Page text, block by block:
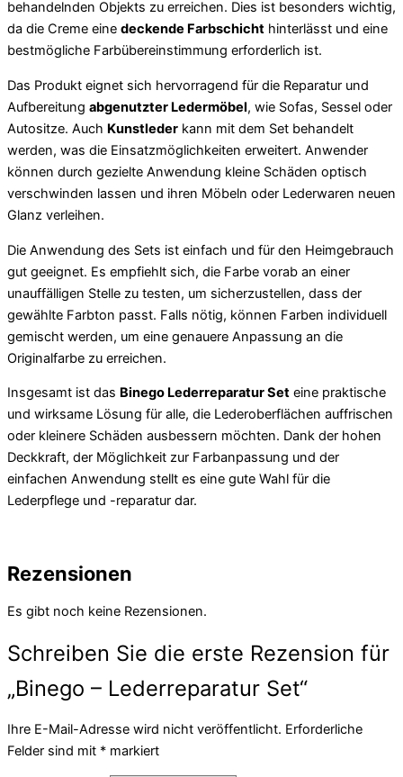
behandelnden Objekts zu erreichen. Dies ist besonders wichtig,
da die Creme eine deckende Farbschicht hinterlässt und eine
bestmögliche Farbübereinstimmung erforderlich ist.
Das Produkt eignet sich hervorragend für die Reparatur und
Aufbereitung abgenutzter Ledermöbel, wie Sofas, Sessel oder
Autositze. Auch Kunstleder kann mit dem Set behandelt
werden, was die Einsatzmöglichkeiten erweitert. Anwender
können durch gezielte Anwendung kleine Schäden optisch
verschwinden lassen und ihren Möbeln oder Lederwaren neuen
Glanz verleihen.
Die Anwendung des Sets ist einfach und für den Heimgebrauch
gut geeignet. Es empfiehlt sich, die Farbe vorab an einer
unauffälligen Stelle zu testen, um sicherzustellen, dass der
gewählte Farbton passt. Falls nötig, können Farben individuell
gemischt werden, um eine genauere Anpassung an die
Originalfarbe zu erreichen.
Insgesamt ist das Binego Lederreparatur Set eine praktische
und wirksame Lösung für alle, die Lederoberflächen auffrischen
oder kleinere Schäden ausbessern möchten. Dank der hohen
Deckkraft, der Möglichkeit zur Farbanpassung und der
einfachen Anwendung stellt es eine gute Wahl für die
Lederpflege und -reparatur dar.
Rezensionen
Es gibt noch keine Rezensionen.
Schreiben Sie die erste Rezension für
„Binego – Lederreparatur Set“
Ihre E-Mail-Adresse wird nicht veröffentlicht. Erforderliche
Felder sind mit * markiert